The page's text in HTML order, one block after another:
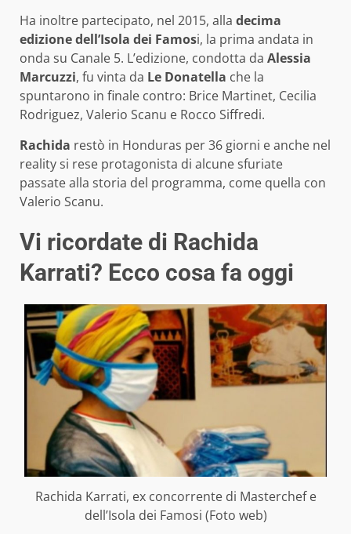
Ha inoltre partecipato, nel 2015, alla decima
edizione dell’Isola dei Famosi, la prima andata in
onda su Canale 5. L’edizione, condotta da Alessia
Marcuzzi, fu vinta da Le Donatella che la
spuntarono in finale contro: Brice Martinet, Cecilia
Rodriguez, Valerio Scanu e Rocco Siffredi.
Rachida restò in Honduras per 36 giorni e anche nel
reality si rese protagonista di alcune sfuriate
passate alla storia del programma, come quella con
Valerio Scanu.
Vi ricordate di Rachida
Karrati? Ecco cosa fa oggi
Rachida Karrati, ex concorrente di Masterchef e
dell’Isola dei Famosi (Foto web)